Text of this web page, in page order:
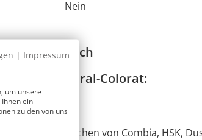
Nein
bodengleich
Mineral-Colorat:
z. B. Duschen von Combia, HSK,
| Impressum
um unsere
ein
zu den von uns